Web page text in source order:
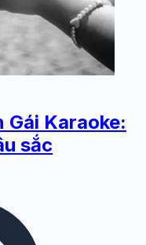
Gái Karaoke:
sắc